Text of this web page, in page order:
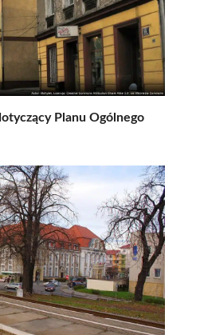
Planu Ogólnego